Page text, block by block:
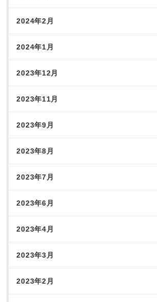
2024年2月
2024年1月
2023年12月
2023年11月
2023年9月
2023年8月
2023年7月
2023年6月
2023年4月
2023年3月
2023年2月